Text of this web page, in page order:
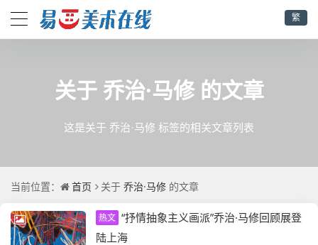
繁
关于 乔治·马修的文章
这是关于 乔治·马修 标签的相关文章列表
当前位置： 首页 关于 乔治·马修 的文章
热文 “抒情抽象主义画派”乔治·马修回顾展登
陆上海